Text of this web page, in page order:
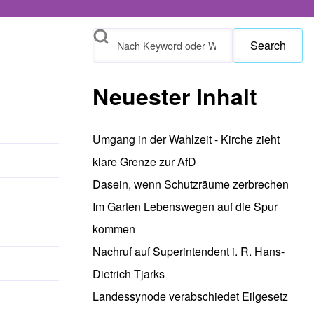
Search
Neuester Inhalt
Umgang in der Wahlzeit - Kirche zieht
klare Grenze zur AfD
Dasein, wenn Schutzräume zerbrechen
Im Garten Lebenswegen auf die Spur
kommen
Nachruf auf Superintendent i. R. Hans-
Dietrich Tjarks
Landessynode verabschiedet Eilgesetz